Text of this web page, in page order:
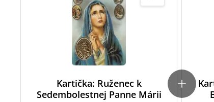
Kartička: Ruženec k
Sedembolestnej Panne Márii